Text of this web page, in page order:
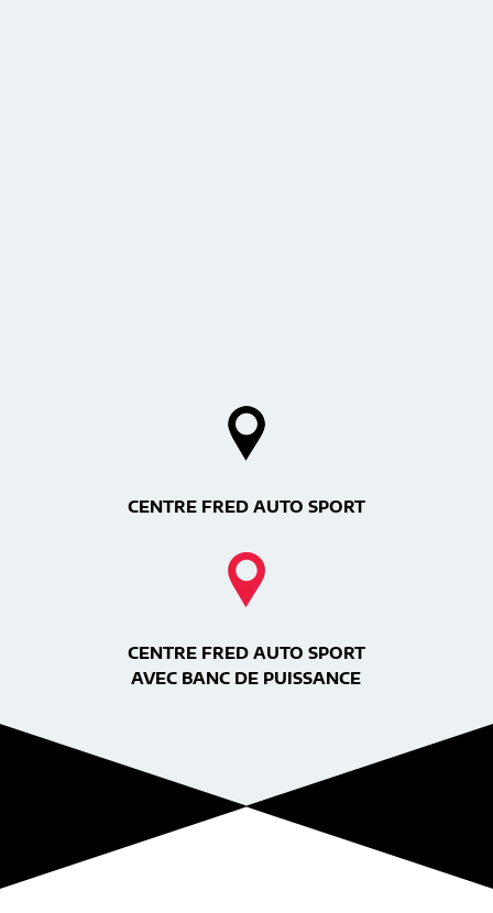
CENTRE FRED AUTO SPORT
CENTRE FRED AUTO SPORT
AVEC BANC DE PUISSANCE